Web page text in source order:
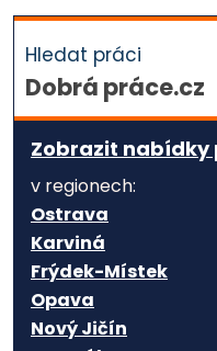
Hledat práci
Dobrá práce.cz
Zobrazit nabídky
v regionech:
Ostrava
Karviná
Frýdek-Místek
Opava
Nový Jičín